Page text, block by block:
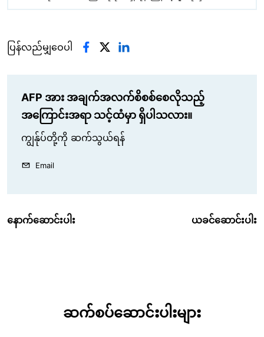
ပြန်လည်မျှဝေပါ
AFP အား အချက်အလက်စိစစ်စေလိုသည့်
အကြောင်းအရာ သင့်ထံမှာ ရှိပါသလား။
ကျွန်ုပ်တို့ကို ဆက်သွယ်ရန်
Email
နောက်ဆောင်းပါး ယခင်ဆောင်းပါး
ဆက်စပ်ဆောင်းပါးများ